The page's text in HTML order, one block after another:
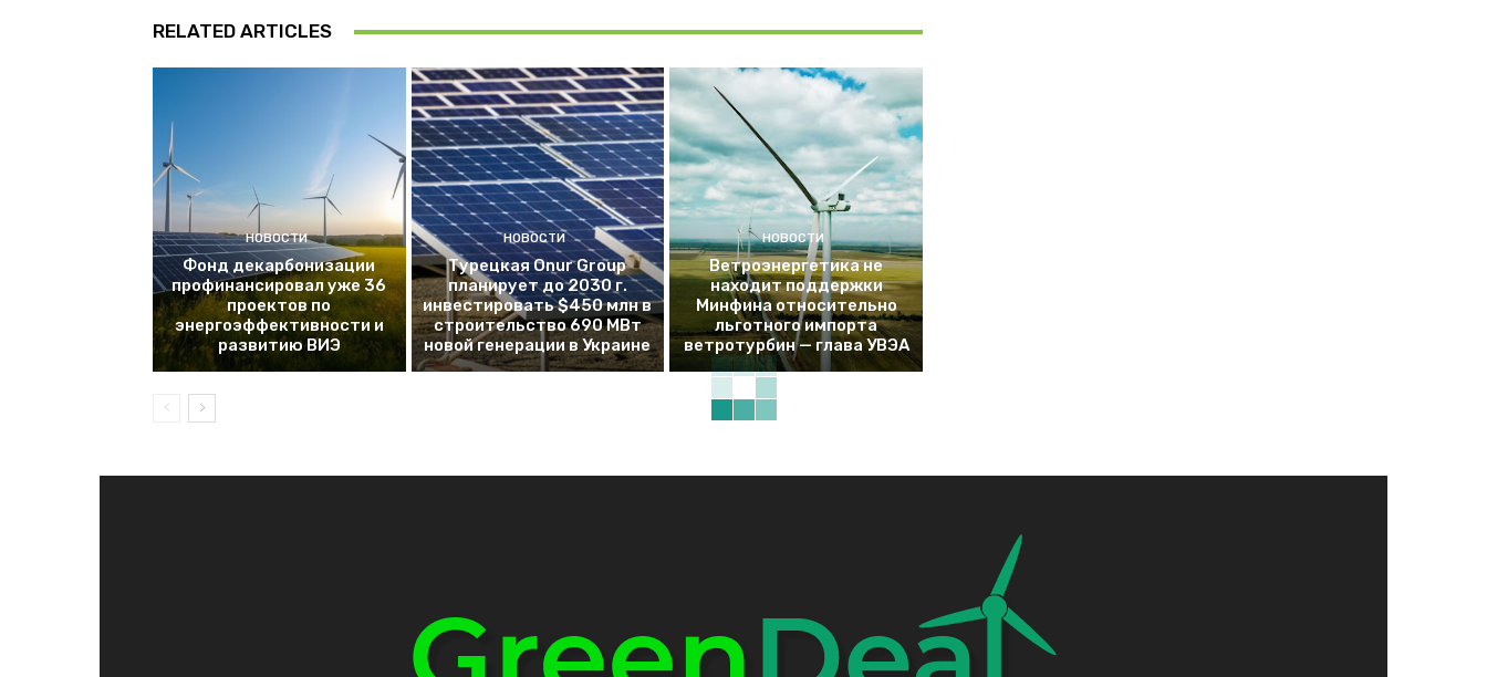
RELATED ARTICLES
НОВОСТИ
Фонд декарбонизации
профинансировал уже 36
проектов по
энергоэффективности и
развитию ВИЭ
НОВОСТИ
Турецкая Onur Group
планирует до 2030 г.
инвестировать $450 млн в
строительство 690 МВт
новой генерации в Украине
НОВОСТИ
Ветроэнергетика не
находит поддержки
Минфина относительно
льготного импорта
ветротурбин — глава УВЭА